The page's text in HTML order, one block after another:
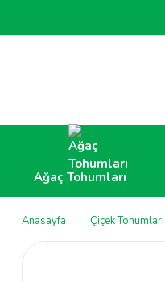
Ağaç Tohumları
Anasayfa Çiçek Tohumları